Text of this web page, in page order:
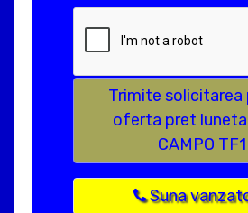
Trimite solicitarea
oferta pret luneta
CAMPO TF1
Suna